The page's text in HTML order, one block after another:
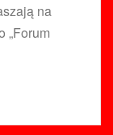
na
„Forum